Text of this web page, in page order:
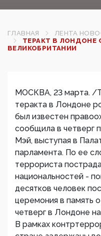
ГЛАВНАЯ
ЛЕНТА
ТЕРАКТ В ЛОНДОНЕ
ВЕЛИКОБРИТАНИИ
МОСКВА, 23 марта. /
теракта в Лондоне
был известен
сообщила в четверг
Мэй, выступая в
парламента. По ее
террориста
национальностей -
десятков человек
церемония в память
четверг в Лондоне
В рамках